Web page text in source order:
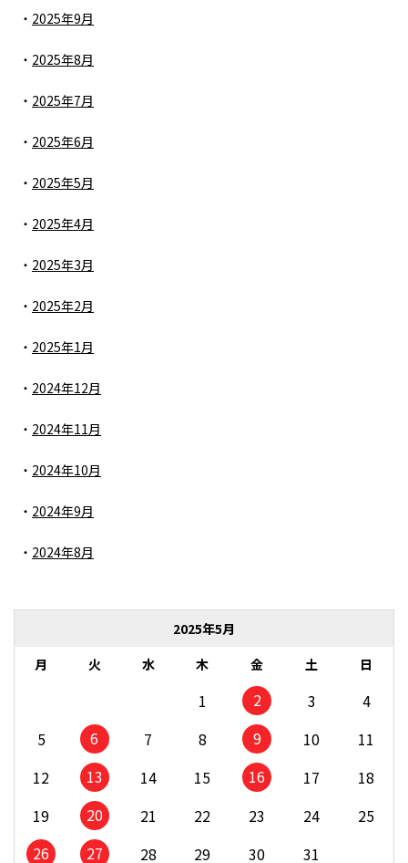
2025年9月
2025年8月
2025年7月
2025年6月
2025年5月
2025年4月
2025年3月
2025年2月
2025年1月
2024年12月
2024年11月
2024年10月
2024年9月
2024年8月
2025年5月
月
火 水 木 金 土 日
1 2 3
4
5
6 7 8 9 10
11
12
13 14 15 16 17
18
19
20 21 22 23 24
25
26
27 28 29 30 31